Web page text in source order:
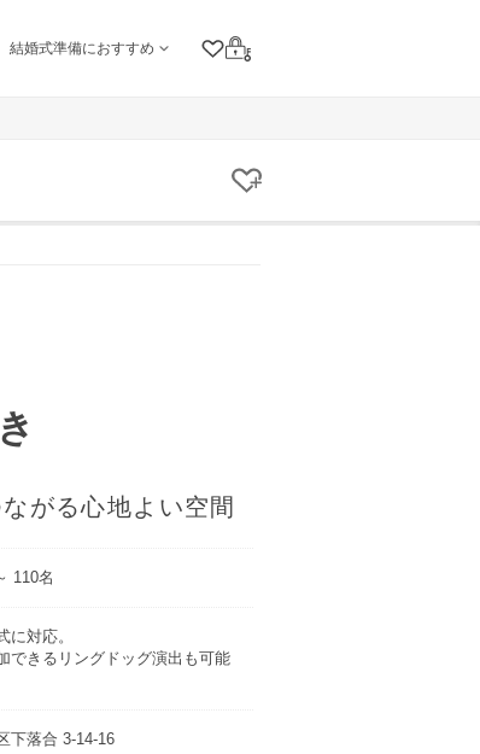
結婚式準備におすすめ
クリップリスト
ログイン
クリップする
がる心地よい空間
110名
に対応。
できるリングドッグ演出も可能
下落合 3-14-16